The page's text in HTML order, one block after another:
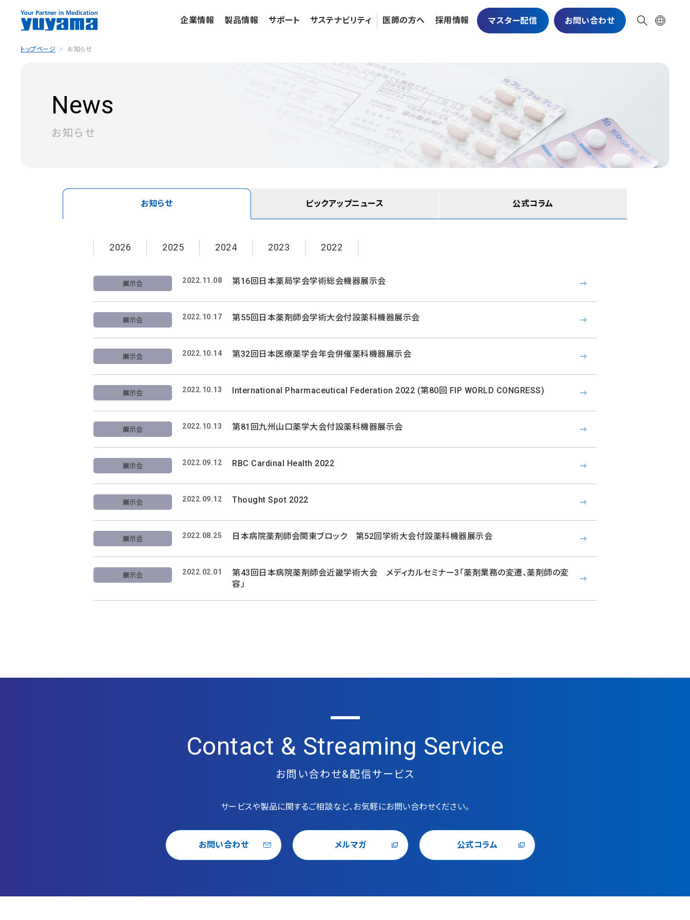
企業情報 製品情報 サポート サステナビリティ 医師の⽅へ 採⽤情報 マスター配信 お問い合わせ
トップページ お知らせ
News
お知らせ
お知らせ ピックアップニュース 公式コラム
2026 2025 2024 2023 2022
展示会 2022.11.08 第16回日本薬局学会学術総会機器展示会
展示会 2022.10.17 第55回日本薬剤師会学術大会付設薬科機器展示会
展示会 2022.10.14 第32回日本医療薬学会年会併催薬科機器展示会
展示会 2022.10.13 International Pharmaceutical Federation 2022 (第80回 FIP WORLD CONGRESS)
展示会 2022.10.13 第81回九州山口薬学大会付設薬科機器展示会
展示会 2022.09.12 RBC Cardinal Health 2022
展示会 2022.09.12 Thought Spot 2022
展示会 2022.08.25 日本病院薬剤師会関東ブロック 第52回学術大会付設薬科機器展示会
展示会 2022.02.01
第43回日本病院薬剤師会近畿学術大会 メディカルセミナー3「薬剤業務の変遷、薬剤師の変
容」
Contact & Streaming Service
お問い合わせ&配信サービス
サービスや製品に関するご相談など、お気軽にお問い合わせください。
お問い合わせ メルマガ 公式コラム